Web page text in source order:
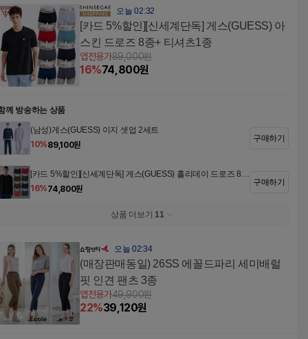
오늘 02:32
[카드 5%할인][신세계단독] 게스(GUESS) 아
스킨 드로즈 8종+ 티셔츠1종
앱전용가89,000원
16%74,800원
께 방송하는 상품
(남성)게스(GUESS) 이지 셋업 2세트
10%89,100원
구매하기
[카드 5%할인][신세계단독] 게스(GUESS) 홀리데이 드로즈 8종
+ 티셔츠1종 패키지
16%74,800원
구매하기
상품 더보기 11
오늘 02:34
(매장판매동일) 26SS 에꼴드파리 세미배럴
핏 인견 팬츠 3종
앱전용가49,900원
22%39,120원